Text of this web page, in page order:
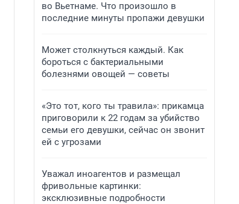
во Вьетнаме. Что произошло в
последние минуты пропажи девушки
Может столкнуться каждый. Как
бороться с бактериальными
болезнями овощей — советы
«Это тот, кого ты травила»: прикамца
приговорили к 22 годам за убийство
семьи его девушки, сейчас он звонит
ей с угрозами
Уважал иноагентов и размещал
фривольные картинки:
эксклюзивные подробности